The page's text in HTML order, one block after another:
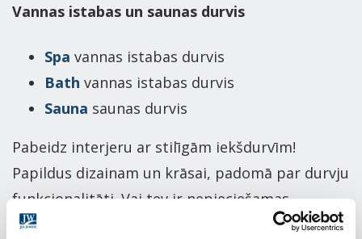
Vannas istabas un saunas durvis
Spa vannas istabas durvis
Bath vannas istabas durvis
Sauna saunas durvis
Pabeidz interjeru ar stilīgām iekšdurvīm!
Papildus dizainam un krāsai, padomā par durvju
funkcionalitāti. Vai tev ir nepieciešamas
mitrumizturīgākas, skaņu izolējošākas vai